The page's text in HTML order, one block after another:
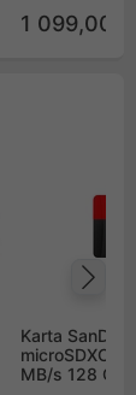
1 099,00 zł
Karta
microSDXC
MB/s 128 GB